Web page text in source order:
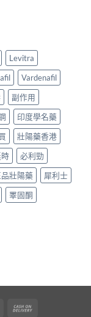
Levitra
Vardenafil
副作用
印度學名藥
壯陽藥香港
必利勁
品壯陽藥
犀利士
睪固酮
MasterCard